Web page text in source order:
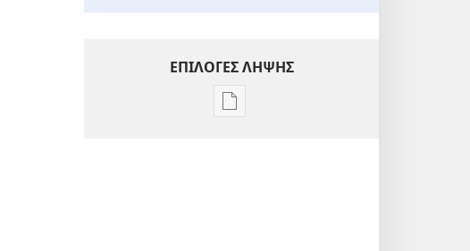
ΕΠΙΛΟΓΕΣ ΛΗΨΗΣ
Επιλογές